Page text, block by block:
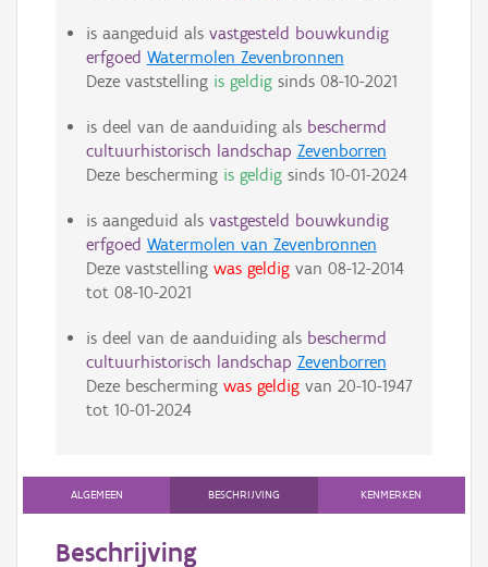
is aangeduid als vastgesteld bouwkundig
erfgoed Watermolen Zevenbronnen
Deze vaststelling is geldigsinds 08-10-2021
is deel van de aanduiding als beschermd
cultuurhistorisch landschap Zevenborren
Deze bescherming is geldigsinds 10-01-2024
is aangeduid als vastgesteld bouwkundig
erfgoed Watermolen van Zevenbronnen
Deze vaststelling was geldigvan 08-12-2014
tot 08-10-2021
is deel van de aanduiding als beschermd
cultuurhistorisch landschap Zevenborren
Deze bescherming was geldigvan 20-10-1947
tot 10-01-2024
ALGEMEEN BESCHRIJVING KENMERKEN
Beschrijving